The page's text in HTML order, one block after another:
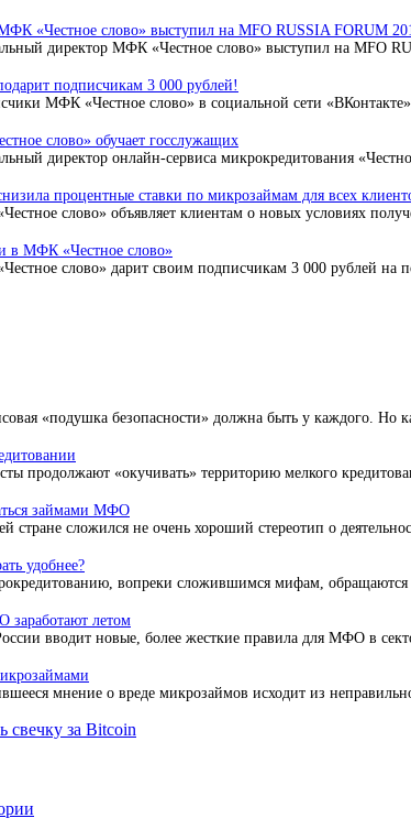
«Честное слово» выступил на MFO RUSSIA FORUM
директор МФК «Честное слово» выступил на MFO
подписчикам 3 000 рублей!
МФК «Честное слово» в социальной сети
слово» обучает госслужащих
директор онлайн-сервиса микрокредитования
процентные ставки по микрозаймам для всех
слово» объявляет клиентам о новых условиях
в МФК «Честное слово»
слово» дарит своим подписчикам 3 000 рублей на
«подушка безопасности» должна быть у каждого. Но
продолжают «окучивать» территорию мелкого
займами МФО
стране сложился не очень хороший стереотип о
удобнее?
вопреки сложившимся мифам, обращаются
летом
вводит новые, более жесткие правила для МФО в
мнение о вреде микрозаймов исходит из